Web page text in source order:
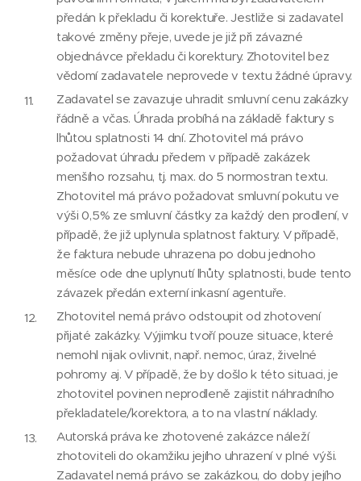
předán k překladu či korektuře. Jestliže si zadavatel
takové změny přeje, uvede je již při závazné
objednávce překladu či korektury. Zhotovitel bez
vědomí zadavatele neprovede v textu žádné úpravy.
Zadavatel se zavazuje uhradit smluvní cenu zakázky
řádně a včas. Úhrada probíhá na základě faktury s
lhůtou splatnosti 14 dní. Zhotovitel má právo
požadovat úhradu předem v případě zakázek
menšího rozsahu, tj. max. do 5 normostran textu.
Zhotovitel má právo požadovat smluvní pokutu ve
výši 0,5% ze smluvní částky za každý den prodlení, v
případě, že již uplynula splatnost faktury. V případě,
že faktura nebude uhrazena po dobu jednoho
měsíce ode dne uplynutí lhůty splatnosti, bude tento
závazek předán externí inkasní agentuře.
Zhotovitel nemá právo odstoupit od zhotovení
přijaté zakázky. Výjimku tvoří pouze situace, které
nemohl nijak ovlivnit, např. nemoc, úraz, živelné
pohromy aj. V případě, že by došlo k této situaci, je
zhotovitel povinen neprodleně zajistit náhradního
překladatele/korektora, a to na vlastní náklady.
Autorská práva ke zhotovené zakázce náleží
zhotoviteli do okamžiku jejího uhrazení v plné výši.
Zadavatel nemá právo se zakázkou, do doby jejího